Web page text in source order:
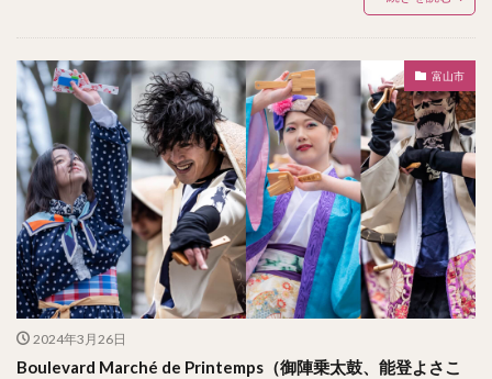
富山市
2024年3月26日
Boulevard Marché de Printemps（御陣乗太鼓、能登よさこ